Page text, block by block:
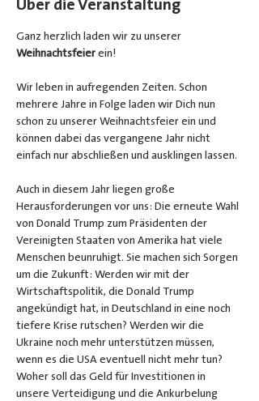
Über die Veranstaltung
Ganz herzlich laden wir zu unserer
Weihnachtsfeier ein!
Wir leben in aufregenden Zeiten. Schon
mehrere Jahre in Folge laden wir Dich nun
schon zu unserer Weihnachtsfeier ein und
können dabei das vergangene Jahr nicht
einfach nur abschließen und ausklingen lassen.
Auch in diesem Jahr liegen große
Herausforderungen vor uns: Die erneute Wahl
von Donald Trump zum Präsidenten der
Vereinigten Staaten von Amerika hat viele
Menschen beunruhigt. Sie machen sich Sorgen
um die Zukunft: Werden wir mit der
Wirtschaftspolitik, die Donald Trump
angekündigt hat, in Deutschland in eine noch
tiefere Krise rutschen? Werden wir die
Ukraine noch mehr unterstützen müssen,
wenn es die USA eventuell nicht mehr tun?
Woher soll das Geld für Investitionen in
unsere Verteidigung und die Ankurbelung